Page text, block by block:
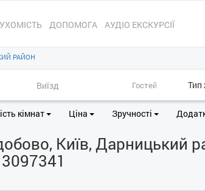
ДОПОМОГА АУДІО ЕКСКУРСІЇ
РАЙОН
Тип
кімнат Ціна Зручності
Київ, Дарницький